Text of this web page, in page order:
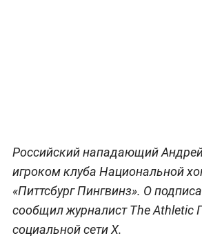
Российский нападающий
игроком клуба Национальной
«Питтсбург Пингвинз». О
сообщил журналист The Athletic
социальной сети X.